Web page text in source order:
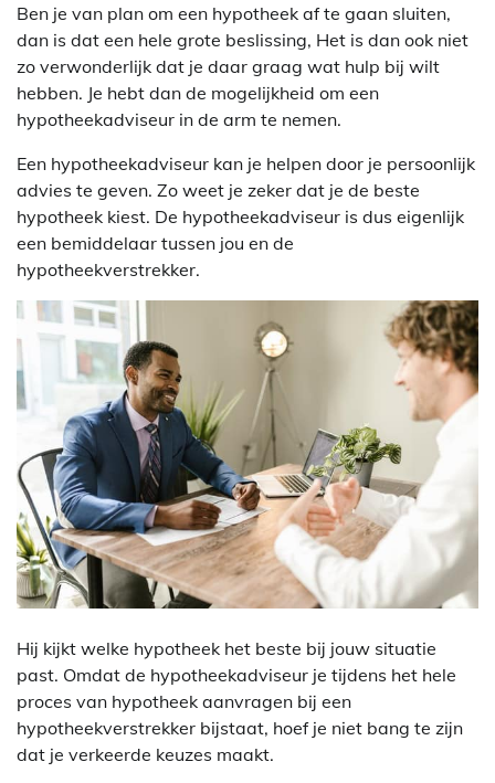
Ben je van plan om een hypotheek af te gaan sluiten,
dan is dat een hele grote beslissing, Het is dan ook niet
zo verwonderlijk dat je daar graag wat hulp bij wilt
hebben. Je hebt dan de mogelijkheid om een
hypotheekadviseur in de arm te nemen.
Een hypotheekadviseur kan je helpen door je persoonlijk
advies te geven. Zo weet je zeker dat je de beste
hypotheek kiest. De hypotheekadviseur is dus eigenlijk
een bemiddelaar tussen jou en de
hypotheekverstrekker.
Hij kijkt welke hypotheek het beste bij jouw situatie
past. Omdat de hypotheekadviseur je tijdens het hele
proces van hypotheek aanvragen bij een
hypotheekverstrekker bijstaat, hoef je niet bang te zijn
dat je verkeerde keuzes maakt.